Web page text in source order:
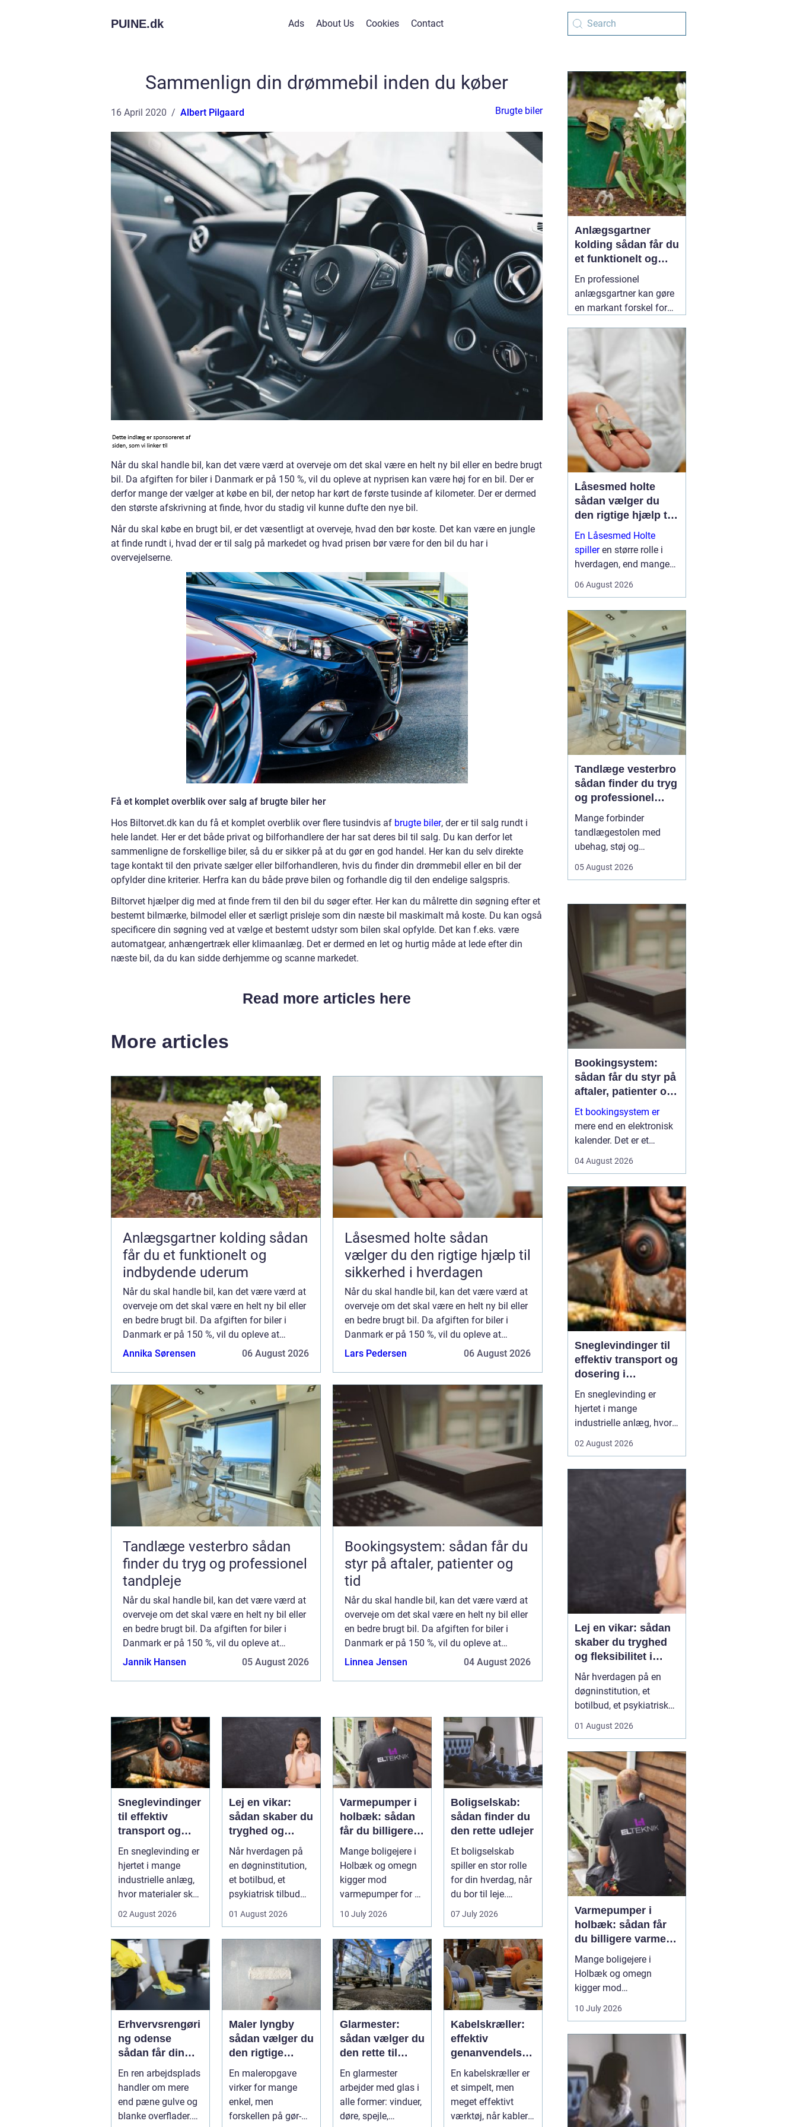
PUINE.dk Ads About Us Cookies Contact
Sammenlign din drømmebil inden du køber
16 April 2020 Albert Pilgaard Brugte biler
Når du skal handle bil, kan det være værd at overveje om det skal være en helt ny bil eller en bedre brugt
bil. Da afgiften for biler i Danmark er på 150 %, vil du opleve at nyprisen kan være høj for en bil. Der er
derfor mange der vælger at købe en bil, der netop har kørt de første tusinde af kilometer. Der er dermed
den største afskrivning at finde, hvor du stadig vil kunne dufte den nye bil.
Når du skal købe en brugt bil, er det væsentligt at overveje, hvad den bør koste. Det kan være en jungle
at finde rundt i, hvad der er til salg på markedet og hvad prisen bør være for den bil du har i
overvejelserne.
Få et komplet overblik over salg af brugte biler her
Hos Biltorvet.dk kan du få et komplet overblik over flere tusindvis af brugte biler, der er til salg rundt i
hele landet. Her er det både privat og bilforhandlere der har sat deres bil til salg. Du kan derfor let
sammenligne de forskellige biler, så du er sikker på at du gør en god handel. Her kan du selv direkte
tage kontakt til den private sælger eller bilforhandleren, hvis du finder din drømmebil eller en bil der
opfylder dine kriterier. Herfra kan du både prøve bilen og forhandle dig til den endelige salgspris.
Biltorvet hjælper dig med at finde frem til den bil du søger efter. Her kan du målrette din søgning efter et
bestemt bilmærke, bilmodel eller et særligt prisleje som din næste bil maskimalt må koste. Du kan også
specificere din søgning ved at vælge et bestemt udstyr som bilen skal opfylde. Det kan f.eks. være
automatgear, anhængertræk eller klimaanlæg. Det er dermed en let og hurtig måde at lede efter din
næste bil, da du kan sidde derhjemme og scanne markedet.
Read more articles here
More articles
Anlægsgartner kolding sådan
får du et funktionelt og
indbydende uderum
Når du skal handle bil, kan det være værd at
overveje om det skal være en helt ny bil eller
en bedre brugt bil. Da afgiften for biler i
Danmark er på 150 %, vil du opleve at
nyprisen kan være høj for en bil....
Annika Sørensen 06 August 2026
Låsesmed holte sådan
vælger du den rigtige hjælp til
sikkerhed i hverdagen
Når du skal handle bil, kan det være værd at
overveje om det skal være en helt ny bil eller
en bedre brugt bil. Da afgiften for biler i
Danmark er på 150 %, vil du opleve at
nyprisen kan være høj for en bil....
Lars Pedersen 06 August 2026
Tandlæge vesterbro sådan
finder du tryg og professionel
tandpleje
Når du skal handle bil, kan det være værd at
overveje om det skal være en helt ny bil eller
en bedre brugt bil. Da afgiften for biler i
Danmark er på 150 %, vil du opleve at
nyprisen kan være høj for en bil....
Jannik Hansen 05 August 2026
Bookingsystem: sådan får du
styr på aftaler, patienter og
tid
Når du skal handle bil, kan det være værd at
overveje om det skal være en helt ny bil eller
en bedre brugt bil. Da afgiften for biler i
Danmark er på 150 %, vil du opleve at
nyprisen kan være høj for en bil....
Linnea Jensen 04 August 2026
Sneglevindinger
til effektiv
transport og
dosering i
industrien
En sneglevinding er
hjertet i mange
industrielle anlæg,
hvor materialer skal
flyttes, doseres eller
02 August 2026
Lej en vikar:
sådan skaber du
tryghed og
fleksibilitet i
hverdagen
Når hverdagen på
en døgninstitution,
et botilbud, et
psykiatrisk tilbud
eller i plejen
01 August 2026
Varmepumper i
holbæk: sådan
får du billigere
varme og bedre
indeklima
Mange boligejere i
Holbæk og omegn
kigger mod
varmepumper for at
sænke
få et sunde...
10 July 2026
Boligselskab:
sådan finder du
den rette udlejer
Et boligselskab
spiller en stor rolle
for din hverdag, når
du bor til leje.
Huslejen, vedligeh...
07 July 2026
Erhvervsrengøri
ng odense
sådan får din
virksomhed
mest værdi for
pengene
En ren arbejdsplads
handler om mere
end pæne gulve og
blanke overflader.
Maler lyngby
sådan vælger du
den rigtige
fagmand
En maleropgave
virker for mange
enkel, men
forskellen på gør-
Glarmester:
sådan vælger du
den rette til
opgaven
En glarmester
arbejder med glas i
alle former: vinduer,
døre, spejle,
Kabelskræller:
effektiv
genanvendelse
og bedre
økonomi i
kabelhåndtering
En kabelskræller er
et simpelt, men
meget effektivt
værktøj, når kabler
Anlægsgartner
kolding sådan får du
et funktionelt og
indbydende uderum
En professionel
anlægsgartner kan gøre
en markant forskel for
funktion i haven. Mange
oplever, at det kan være
svært at få
udendørsarealer til at
fungere i hverdagen. Her
kan06 August 2026
Låsesmed holte
sådan vælger du
den rigtige hjælp til
sikkerhed i
hverdagen
En Låsesmed Holte
spilleren større rolle i
hverdagen, end mange
nøglen knækker i låsen,
der skal opgraderes til
mere moderne
sikkerhedsløsnin...
06 August 2026
Tandlæge vesterbro
sådan finder du tryg
og professionel
tandpleje
Mange forbinder
tandlægestolen med
ubehag, støj og
regelmæssige besøg
sundhed og livskvalitet.
du søger tandlæge
, handler det
derfor ikke kun om...
05 August 2026
Bookingsystem:
sådan får du styr på
aftaler, patienter og
tid
Et bookingsystem er
mere end en elektronisk
kalender. Det er et
klinikker, behandlere og
at få bedre overblik over
tid, ressourcer og
kontakt til patienter eller
kun...
04 August 2026
Sneglevindinger til
effektiv transport og
dosering i
industrien
En sneglevinding er
hjertet i mange
industrielle anlæg, hvor
doseres eller presses
driftsikkerheden ofte af,
02 August 2026
Lej en vikar: sådan
skaber du tryghed
og fleksibilitet i
hverdagen
Når hverdagen på en
døgninstitution, et
botilbud, et psykiatrisk
pludselig ændrer sig, kan
hænder opstå fra den
ene dag til den anden.
Sygdom, ferie, akutte
indskrivninger eller
komplekse borgersager
presser d...
01 August 2026
Varmepumper i
holbæk: sådan får
du billigere varme
og bedre indeklima
Mange boligejere i
Holbæk og omegn
kigger mod
varmepumper for at
sænke varmeregningen
varmepumpe udnytter
energien i luften udenfor
og omdanner den til
varme inde i huset. Det
er en enkel løsning, som
10 July 2026